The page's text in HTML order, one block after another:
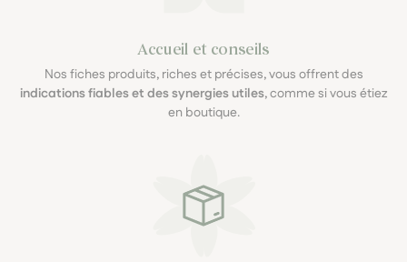
Accueil et conseils
Nos fiches produits, riches et précises, vous offrent des
indications fiables et des synergies utiles, comme si vous étiez
en boutique.